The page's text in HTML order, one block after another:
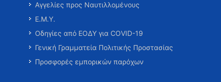
Αγγελίες προς Ναυτιλλομένους
Ε.Μ.Υ.
Οδηγίες από ΕΟΔΥ για COVID-19
Γενική Γραμματεία Πολιτικής Προστασίας
Προσφορές εμπορικών παρόχων